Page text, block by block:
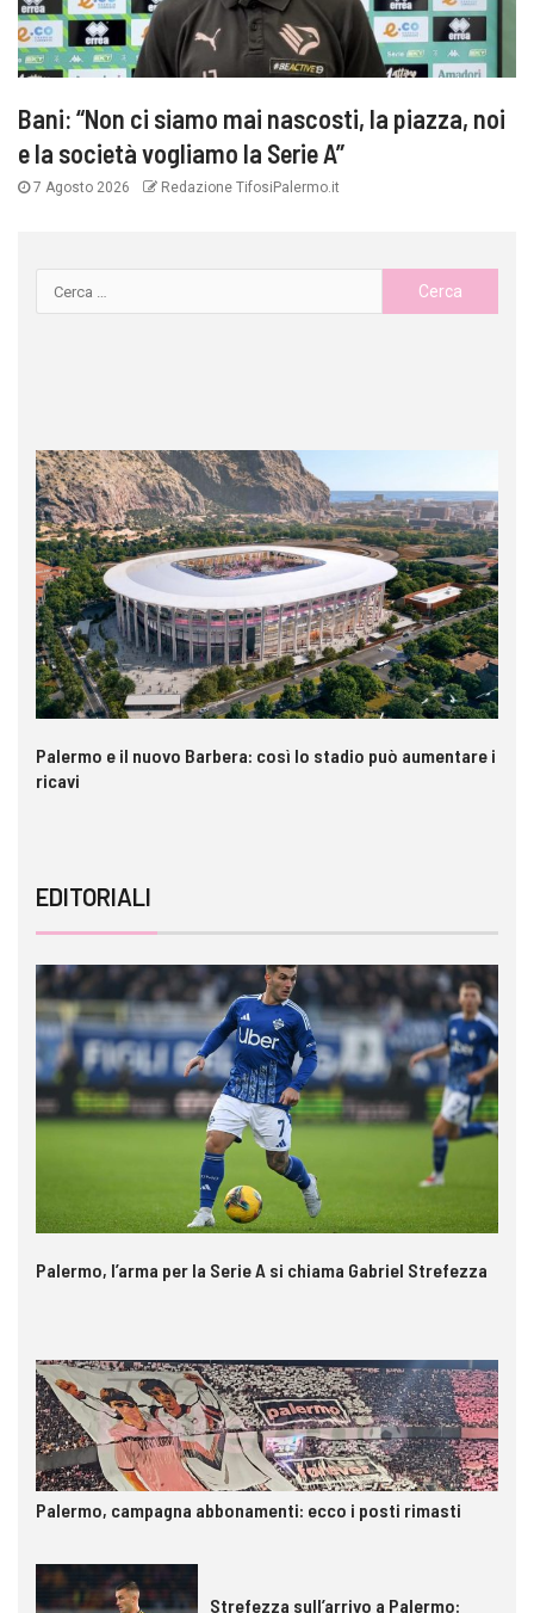
Bani: “Non ci siamo mai nascosti, la piazza, noi
e la società vogliamo la Serie A”
7 Agosto 2026 Redazione TifosiPalermo.it
Palermo e il nuovo Barbera: così lo stadio può aumentare i
ricavi
EDITORIALI
Palermo, l’arma per la Serie A si chiama Gabriel Strefezza
Palermo, campagna abbonamenti: ecco i posti rimasti
Strefezza sull’arrivo a Palermo: